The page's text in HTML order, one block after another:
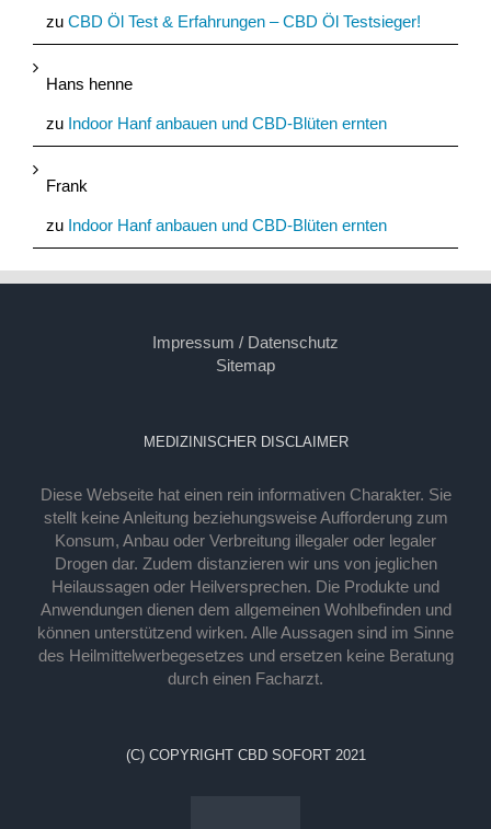
zu CBD Öl Test & Erfahrungen – CBD Öl Testsieger!
Hans henne
zu Indoor Hanf anbauen und CBD-Blüten ernten
Frank
zu Indoor Hanf anbauen und CBD-Blüten ernten
Impressum / Datenschutz
Sitemap
MEDIZINISCHER DISCLAIMER
Diese Webseite hat einen rein informativen Charakter. Sie
stellt keine Anleitung beziehungsweise Aufforderung zum
Konsum, Anbau oder Verbreitung illegaler oder legaler
Drogen dar. Zudem distanzieren wir uns von jeglichen
Heilaussagen oder Heilversprechen. Die Produkte und
Anwendungen dienen dem allgemeinen Wohlbefinden und
können unterstützend wirken. Alle Aussagen sind im Sinne
des Heilmittelwerbegesetzes und ersetzen keine Beratung
durch einen Facharzt.
(C) COPYRIGHT CBD SOFORT 2021